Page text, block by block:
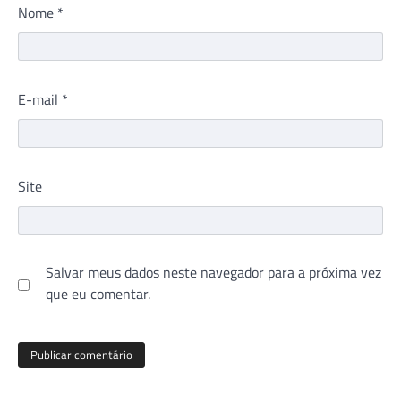
Nome *
E-mail *
Site
Salvar meus dados neste navegador para a próxima vez
que eu comentar.